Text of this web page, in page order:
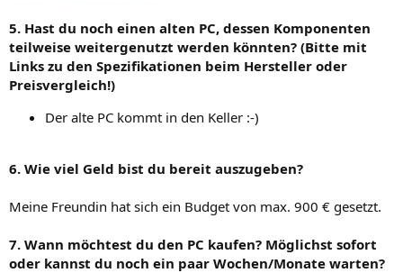
5. Hast du noch einen alten PC, dessen Komponenten
teilweise weitergenutzt werden könnten? (Bitte mit
Links zu den Spezifikationen beim Hersteller oder
Preisvergleich!)
Der alte PC kommt in den Keller :-)
6. Wie viel Geld bist du bereit auszugeben?
Meine Freundin hat sich ein Budget von max. 900 € gesetzt.
7. Wann möchtest du den PC kaufen? Möglichst sofort
oder kannst du noch ein paar Wochen/Monate warten?